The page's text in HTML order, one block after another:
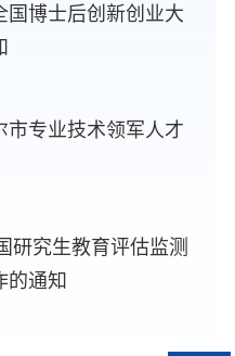
国博士后创新创业大
市专业技术领军人才
研究生教育评估监测
的通知